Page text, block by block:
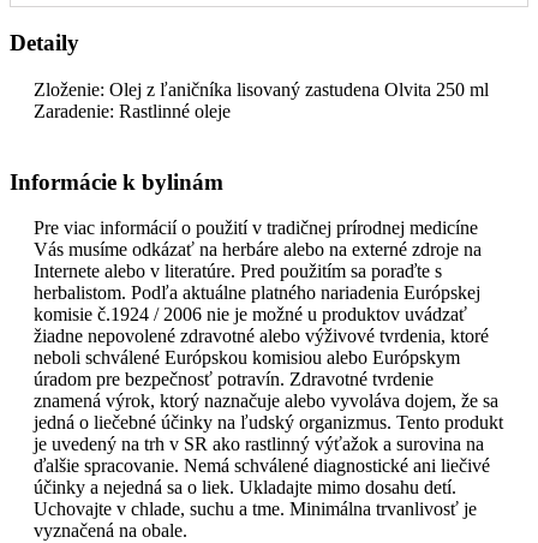
Detaily
Zloženie: Olej z ľaničníka lisovaný zastudena Olvita 250 ml
Zaradenie: Rastlinné oleje
Informácie k bylinám
Pre viac informácií o použití v tradičnej prírodnej medicíne
Vás musíme odkázať na herbáre alebo na externé zdroje na
Internete alebo v literatúre. Pred použitím sa poraďte s
herbalistom. Podľa aktuálne platného nariadenia Európskej
komisie č.1924 / 2006 nie je možné u produktov uvádzať
žiadne nepovolené zdravotné alebo výživové tvrdenia, ktoré
neboli schválené Európskou komisiou alebo Európskym
úradom pre bezpečnosť potravín. Zdravotné tvrdenie
znamená výrok, ktorý naznačuje alebo vyvoláva dojem, že sa
jedná o liečebné účinky na ľudský organizmus. Tento produkt
je uvedený na trh v SR ako rastlinný výťažok a surovina na
ďalšie spracovanie. Nemá schválené diagnostické ani liečivé
účinky a nejedná sa o liek. Ukladajte mimo dosahu detí.
Uchovajte v chlade, suchu a tme. Minimálna trvanlivosť je
vyznačená na obale.